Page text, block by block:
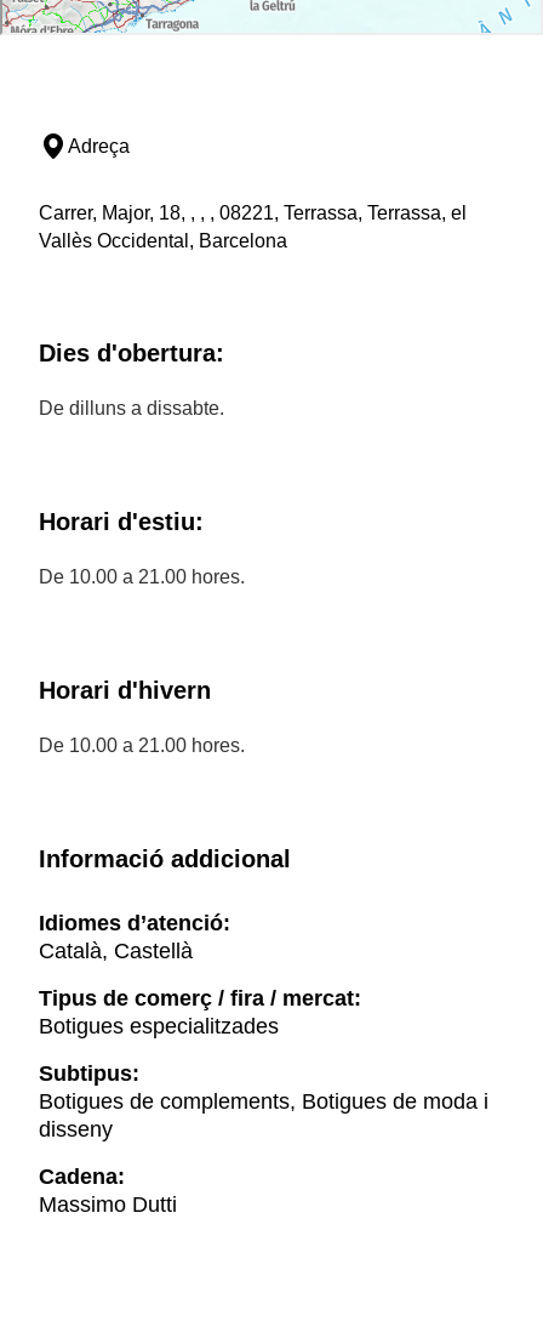
Adreça
Carrer, Major, 18, , , , 08221, Terrassa, Terrassa, el
Vallès Occidental, Barcelona
Dies d'obertura:
De dilluns a dissabte.
Horari d'estiu:
De 10.00 a 21.00 hores.
Horari d'hivern
De 10.00 a 21.00 hores.
Informació addicional
Idiomes d’atenció:
Català, Castellà
Tipus de comerç / fira / mercat:
Botigues especialitzades
Subtipus:
Botigues de complements, Botigues de moda i
disseny
Cadena:
Massimo Dutti